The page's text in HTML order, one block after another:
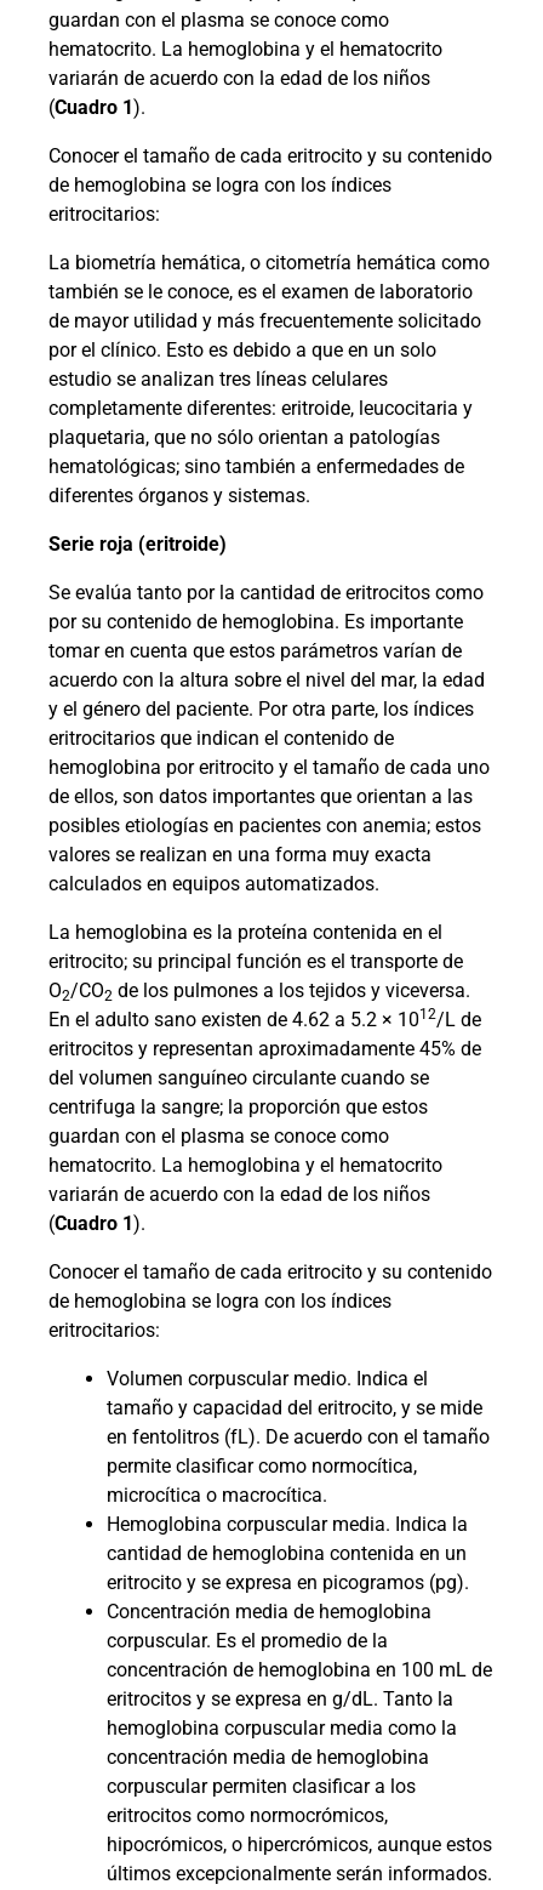
guardan con el plasma se conoce como
hematocrito. La hemoglobina y el hematocrito
variarán de acuerdo con la edad de los niños
(Cuadro 1).
Conocer el tamaño de cada eritrocito y su contenido
de hemoglobina se logra con los índices
eritrocitarios:
La biometría hemática, o citometría hemática como
también se le conoce, es el examen de laboratorio
de mayor utilidad y más frecuentemente solicitado
por el clínico. Esto es debido a que en un solo
estudio se analizan tres líneas celulares
completamente diferentes: eritroide, leucocitaria y
plaquetaria, que no sólo orientan a patologías
hematológicas; sino también a enfermedades de
diferentes órganos y sistemas.
Serie roja (eritroide)
Se evalúa tanto por la cantidad de eritrocitos como
por su contenido de hemoglobina. Es importante
tomar en cuenta que estos parámetros varían de
acuerdo con la altura sobre el nivel del mar, la edad
y el género del paciente. Por otra parte, los índices
eritrocitarios que indican el contenido de
hemoglobina por eritrocito y el tamaño de cada uno
de ellos, son datos importantes que orientan a las
posibles etiologías en pacientes con anemia; estos
valores se realizan en una forma muy exacta
calculados en equipos automatizados.
La hemoglobina es la proteína contenida en el
eritrocito; su principal función es el transporte de
O2/CO2 de los pulmones a los tejidos y viceversa.
En el adulto sano existen de 4.62 a 5.2 × 1012/L de
eritrocitos y representan aproximadamente 45% de
del volumen sanguíneo circulante cuando se
centrifuga la sangre; la proporción que estos
guardan con el plasma se conoce como
hematocrito. La hemoglobina y el hematocrito
variarán de acuerdo con la edad de los niños
(Cuadro 1).
Conocer el tamaño de cada eritrocito y su contenido
de hemoglobina se logra con los índices
eritrocitarios:
Volumen corpuscular medio. Indica el
tamaño y capacidad del eritrocito, y se mide
en fentolitros (fL). De acuerdo con el tamaño
permite clasificar como normocítica,
microcítica o macrocítica.
Hemoglobina corpuscular media. Indica la
cantidad de hemoglobina contenida en un
eritrocito y se expresa en picogramos (pg).
Concentración media de hemoglobina
corpuscular. Es el promedio de la
concentración de hemoglobina en 100 mL de
eritrocitos y se expresa en g/dL. Tanto la
hemoglobina corpuscular media como la
concentración media de hemoglobina
corpuscular permiten clasificar a los
eritrocitos como normocrómicos,
hipocrómicos, o hipercrómicos, aunque estos
últimos excepcionalmente serán informados.